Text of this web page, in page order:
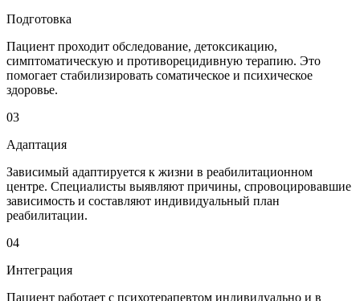
Подготовка
Пациент проходит обследование, детоксикацию,
симптоматическую и противорецидивную терапию. Это
помогает стабилизировать соматическое и психическое
здоровье.
03
Адаптация
Зависимый адаптируется к жизни в реабилитационном
центре. Специалисты выявляют причины, спровоцировавшие
зависимость и составляют индивидуальный план
реабилитации.
04
Интеграция
Пациент работает с психотерапевтом индивидуально и в